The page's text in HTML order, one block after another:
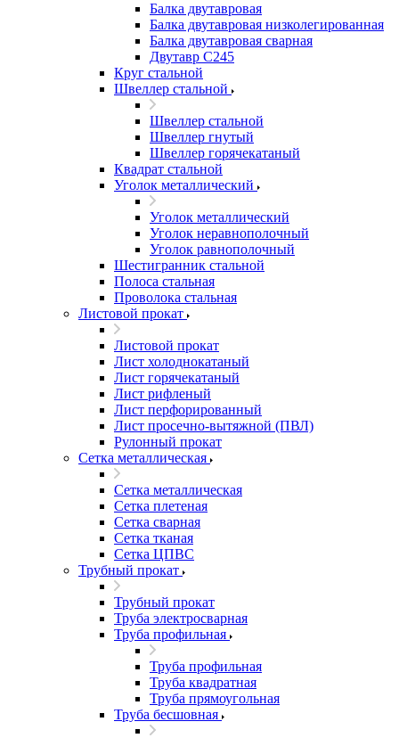
Балка двутавровая
Балка двутавровая низколегированная
Балка двутавровая сварная
Двутавр С245
Круг стальной
Швеллер стальной
Швеллер стальной
Швеллер гнутый
Швеллер горячекатаный
Квадрат стальной
Уголок металлический
Уголок металлический
Уголок неравнополочный
Уголок равнополочный
Шестигранник стальной
Полоса стальная
Проволока стальная
Листовой прокат
Листовой прокат
Лист холоднокатаный
Лист горячекатаный
Лист рифленый
Лист перфорированный
Лист просечно-вытяжной (ПВЛ)
Рулонный прокат
Сетка металлическая
Сетка металлическая
Сетка плетеная
Сетка сварная
Сетка тканая
Сетка ЦПВС
Трубный прокат
Трубный прокат
Труба электросварная
Труба профильная
Труба профильная
Труба квадратная
Труба прямоугольная
Труба бесшовная